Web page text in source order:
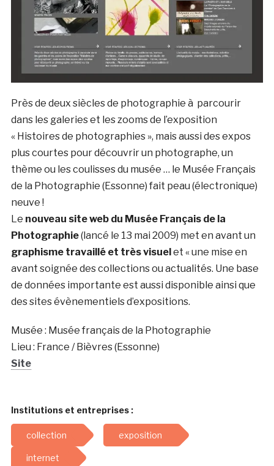
Près de deux siècles de photographie à parcourir
dans les galeries et les zooms de l’exposition
« Histoires de photographies », mais aussi des expos
plus courtes pour découvrir un photographe, un
thème ou les coulisses du musée … le Musée Français
de la Photographie (Essonne) fait peau (électronique)
neuve !
Le nouveau site web du Musée Français de la
Photographie(lancé le 13 mai 2009) met en avant un
graphisme travaillé et très visuel et « une mise en
avant soignée des collections ou actualités. Une base
de données importante est aussi disponible ainsi que
des sites évènementiels d’expositions.
Musée : Musée français de la Photographie
Lieu : France / Bièvres (Essonne)
Site
Institutions et entreprises :
collection exposition
internet